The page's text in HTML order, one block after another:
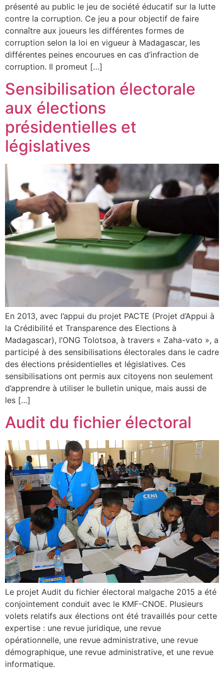
présenté au public le jeu de société éducatif sur la lutte
contre la corruption. Ce jeu a pour objectif de faire
connaître aux joueurs les différentes formes de
corruption selon la loi en vigueur à Madagascar, les
différentes peines encourues en cas d’infraction de
corruption. Il promeut […]
Sensibilisation électorale
aux élections
présidentielles et
législatives
En 2013, avec l’appui du projet PACTE (Projet d’Appui à
la Crédibilité et Transparence des Elections à
Madagascar), l’ONG Tolotsoa, à travers « Zaha-vato », a
participé à des sensibilisations électorales dans le cadre
des élections présidentielles et législatives. Ces
sensibilisations ont permis aux citoyens non seulement
d’apprendre à utiliser le bulletin unique, mais aussi de
les […]
Audit du fichier électoral
Le projet Audit du fichier électoral malgache 2015 a été
conjointement conduit avec le KMF-CNOE. Plusieurs
volets relatifs aux élections ont été travaillés pour cette
expertise : une revue juridique, une revue
opérationnelle, une revue administrative, une revue
démographique, une revue administrative, et une revue
informatique.